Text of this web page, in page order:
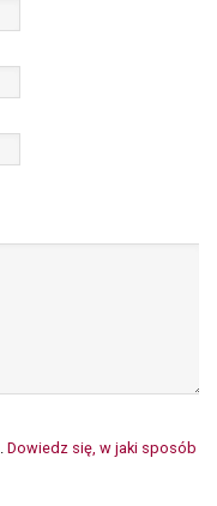
Dowiedz się, w jaki sposób